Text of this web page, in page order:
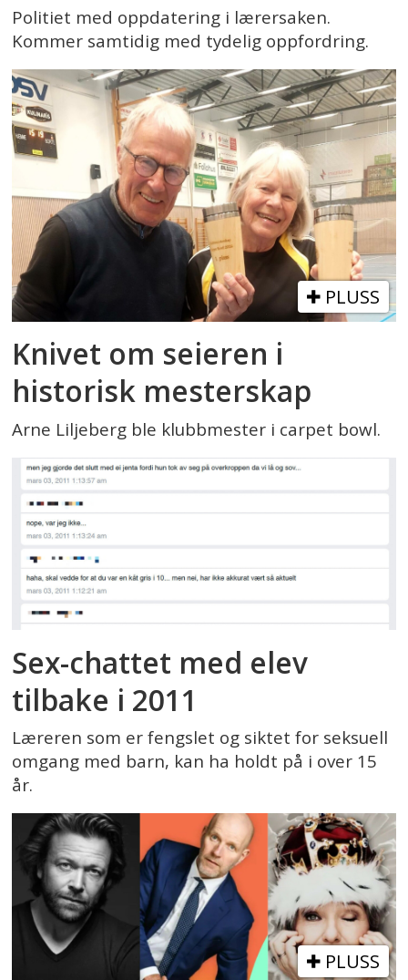
Politiet med oppdatering i lærersaken.
Kommer samtidig med tydelig oppfordring.
PLUSS
Knivet om seieren i
historisk mesterskap
Arne Liljeberg ble klubbmester i carpet bowl.
Sex-chattet med elev
tilbake i 2011
Læreren som er fengslet og siktet for seksuell
omgang med barn, kan ha holdt på i over 15
år.
PLUSS